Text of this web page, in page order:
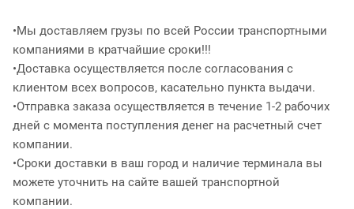
•Мы доставляем грузы по всей России транспортными
компаниями в кратчайшие сроки!!!
•Доставка осуществляется после согласования с
клиентом всех вопросов, касательно пункта выдачи.
•Отправка заказа осуществляется в течение 1-2 рабочих
дней с момента поступления денег на расчетный счет
компании.
•Сроки доставки в ваш город и наличие терминала вы
можете уточнить на сайте вашей транспортной
компании.